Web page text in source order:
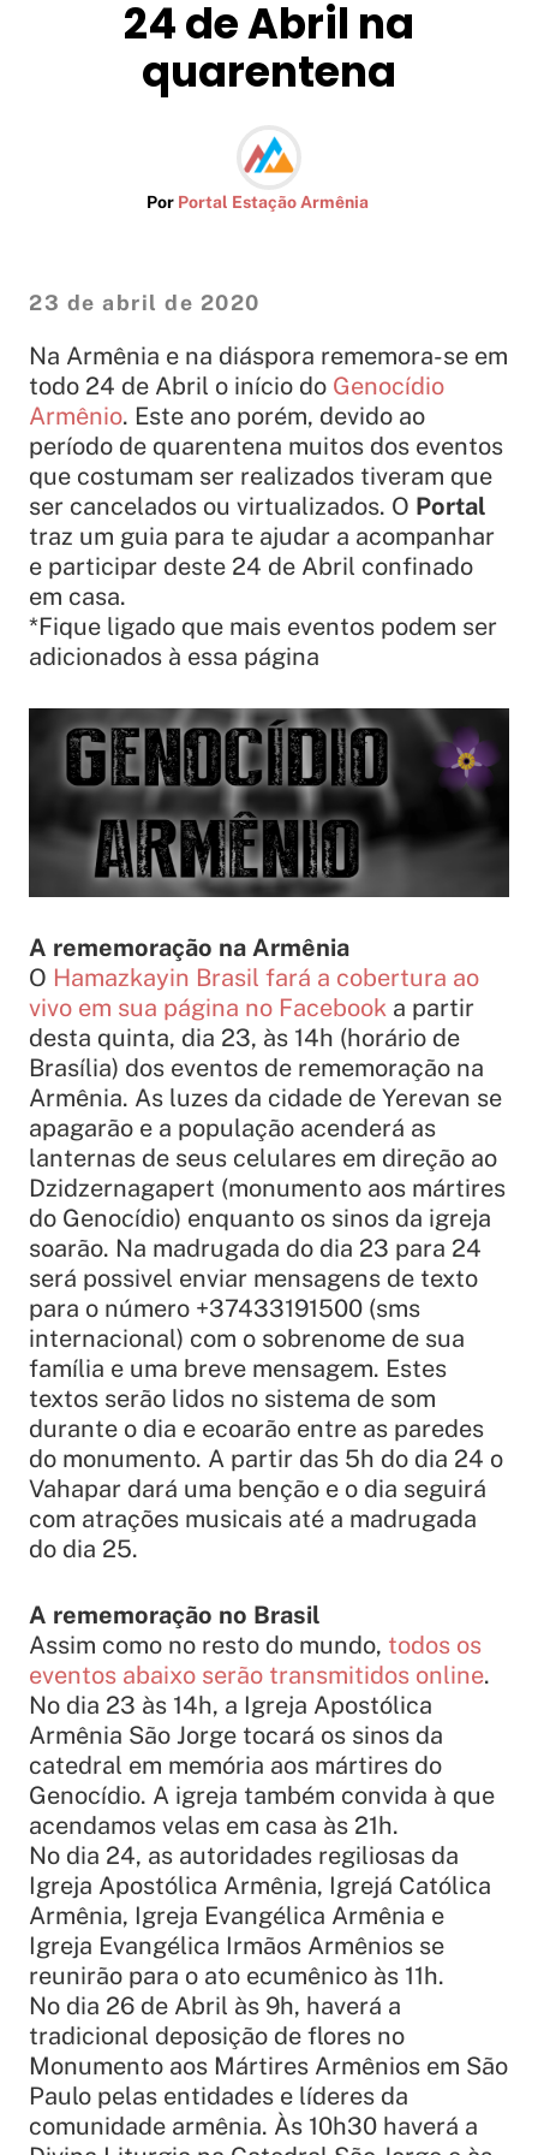
24 de Abril na
quarentena
Por Portal Estação Armênia
23 de abril de 2020
Na Armênia e na diáspora rememora-se em
todo 24 de Abril o início do Genocídio
Armênio. Este ano porém, devido ao
período de quarentena muitos dos eventos
que costumam ser realizados tiveram que
ser cancelados ou virtualizados. O Portal
traz um guia para te ajudar a acompanhar
e participar deste 24 de Abril confinado
em casa.
*Fique ligado que mais eventos podem ser
adicionados à essa página
A rememoração na Armênia
O Hamazkayin Brasil fará a cobertura ao
vivo em sua página no Facebook a partir
desta quinta, dia 23, às 14h (horário de
Brasília) dos eventos de rememoração na
Armênia. As luzes da cidade de Yerevan se
apagarão e a população acenderá as
lanternas de seus celulares em direção ao
Dzidzernagapert (monumento aos mártires
do Genocídio) enquanto os sinos da igreja
soarão. Na madrugada do dia 23 para 24
será possivel enviar mensagens de texto
para o número +37433191500 (sms
internacional) com o sobrenome de sua
família e uma breve mensagem. Estes
textos serão lidos no sistema de som
durante o dia e ecoarão entre as paredes
do monumento. A partir das 5h do dia 24 o
Vahapar dará uma benção e o dia seguirá
com atrações musicais até a madrugada
do dia 25.
A rememoração no Brasil
Assim como no resto do mundo, todos os
eventos abaixo serão transmitidos online.
No dia 23 às 14h, a Igreja Apostólica
Armênia São Jorge tocará os sinos da
catedral em memória aos mártires do
Genocídio. A igreja também convida à que
acendamos velas em casa às 21h.
No dia 24, as autoridades regiliosas da
Igreja Apostólica Armênia, Igrejá Católica
Armênia, Igreja Evangélica Armênia e
Igreja Evangélica Irmãos Armênios se
reunirão para o ato ecumênico às 11h.
No dia 26 de Abril às 9h, haverá a
tradicional deposição de flores no
Monumento aos Mártires Armênios em São
Paulo pelas entidades e líderes da
comunidade armênia. Às 10h30 haverá a